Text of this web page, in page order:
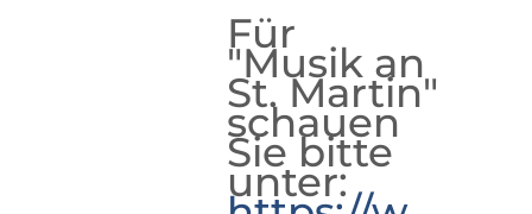
Für
"Musik an
St. Martin"
schauen
Sie bitte
unter: